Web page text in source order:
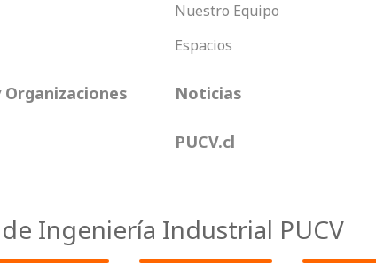
Nuestro Equipo
Espacios
Organizaciones Noticias
PUCV.cl
de Ingeniería Industrial PUCV